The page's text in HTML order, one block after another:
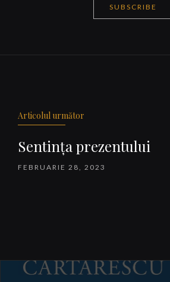
SUBSCRIBE
Articolul următor
Sentința prezentului
FEBRUARIE 28, 2023